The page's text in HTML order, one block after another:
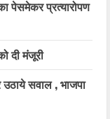
पेसमेकर प्रत्यारोपण
दी मंजूरी
उठाये सवाल , भाजपा